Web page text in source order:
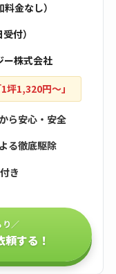
金なし）
付）
ー株式会社
1,320円〜」
ら安心・安全
る徹底駆除
き
／
する！